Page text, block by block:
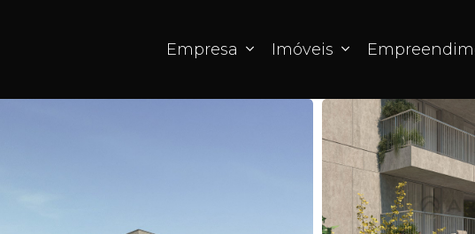
Empresa Imóveis